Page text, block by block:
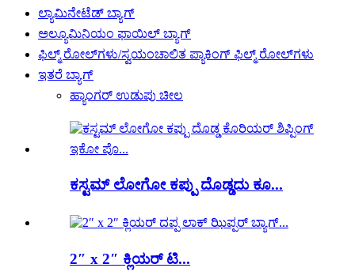
ಲ್ಯಾಮಿನೇಟೆಡ್ ಬ್ಯಾಗ್
ಅಲ್ಯೂಮಿನಿಯಂ ಫಾಯಿಲ್ ಬ್ಯಾಗ್
ಫಿಲ್ಮ್ ರೋಲ್‌ಗಳು/ಸ್ವಯಂಚಾಲಿತ ಪ್ಯಾಕಿಂಗ್ ಫಿಲ್ಮ್ ರೋಲ್‌ಗಳು
ಇತರೆ ಬ್ಯಾಗ್
ಹ್ಯಾಂಗರ್ ಉಡುಪು ಚೀಲ
ಕಸ್ಟಮ್ ಲೋಗೋ ಕಪ್ಪು ದೊಡ್ಡದು ಕೂ...
2″ x 2″ ಕ್ಲಿಯರ್ ಟಿ...